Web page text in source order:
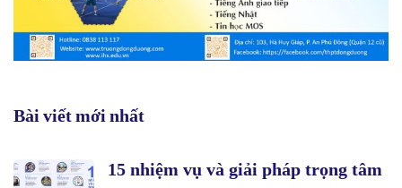
Bài viết mới nhất
15 nhiệm vụ và giải pháp trọng tâm